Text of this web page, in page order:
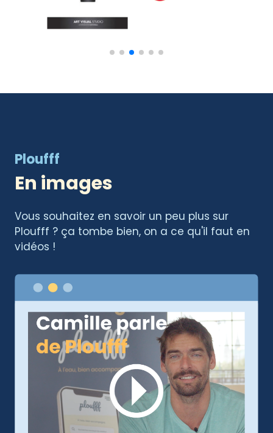
Ploufff
En images
Vous souhaitez en savoir un peu plus sur
Ploufff ? ça tombe bien, on a ce qu'il faut en
vidéos !